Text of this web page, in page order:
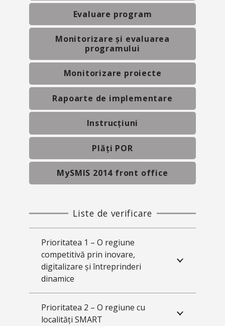
Evaluare program
Monitorizare și evaluarea
programului
Monitorizare proiecte
Rapoarte de implementare
Instrucțiuni
Plăți POR
MySMIS 2014 front office
Liste de verificare
Prioritatea 1 – O regiune
competitivă prin inovare,
digitalizare și întreprinderi
dinamice
Prioritatea 2 – O regiune cu
localități SMART